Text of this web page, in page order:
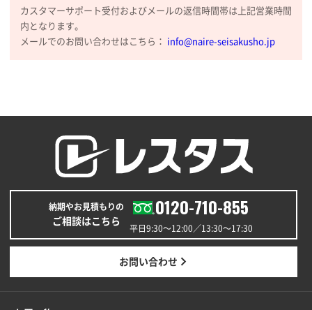
厚手コットンマチ付トートL ナチュラル(A4対応)
200枚
2025年12月25日 13:33
以前の注文も含め価格と品質
青森県K社様
ワンポイントポリ袋 A4サイズ1000枚
2025年12月24日 13:22
安い
ワンポイント箔押し紙袋 M横サイズ(A4対応)100
2025年12月22日 03:31
カスタマーサポート受付およびメールの返信時間帯は上記営業時間
内となります。
メールでのお問い合わせはこちら： info@naire-seisakusho.jp
納期やお見積もりの
ご相談はこちら
0120-710-855
平日9:30〜12:00／13:30〜17:30
お問い合わせ